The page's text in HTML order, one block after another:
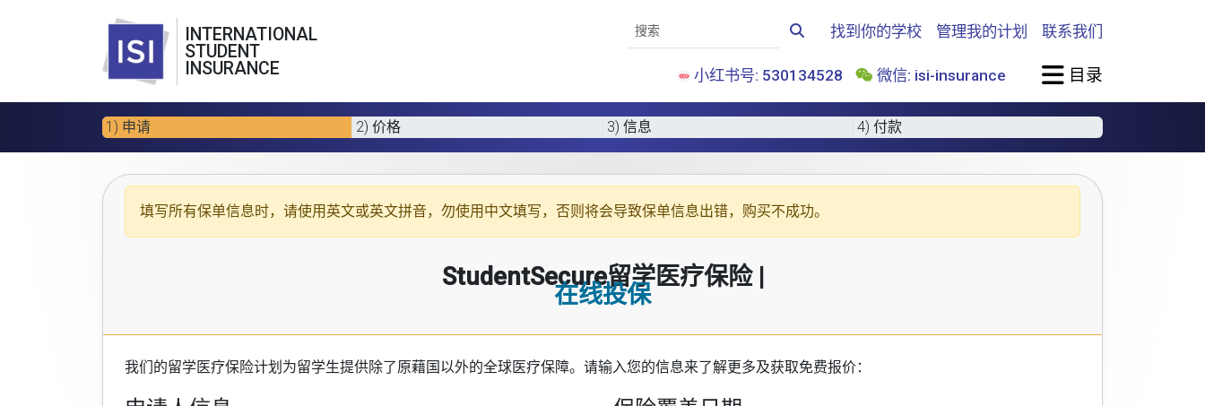
INTERNATIONAL
STUDENT
INSURANCE
找到你的学校 管理我的计划 联系我们
小红书号: 530134528 微信: isi-insurance 目录
1) 申请 2) 价格 3) 信息 4) 付款
填写所有保单信息时，请使用 英文或英文拼音，勿使用中文填写，否则将会导致保单信息出错，购买不成功。
StudentSecure留学医疗保险 |
在线投保
我们的留学医疗保险计划 为留学生提供除了原藉国以外的全球医疗保障。请输入您的信息来了解更多及获取免费报价：